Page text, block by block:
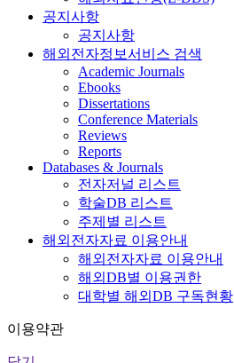
공지사항
공지사항
해외전자정보서비스 검색
Academic Journals
Ebooks
Dissertations
Conference Materials
Reviews
Reports
Databases & Journals
전자저널 리스트
학술DB 리스트
주제별 리스트
해외전자자료 이용안내
해외전자자료 이용안내
해외DB별 이용권한
대학별 해외DB 구독현황
이용약관